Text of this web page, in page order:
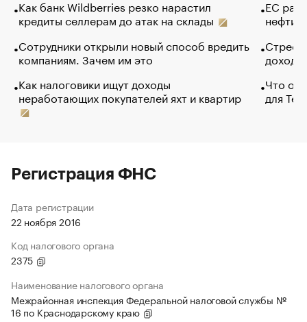
Как банк Wildberries резко нарастил
кредиты селлерам до атак на склады
Сотрудники открыли новый способ вредить
компаниям. Зачем им это
Как налоговики ищут доходы
неработающих покупателей яхт и квартир
ЕС
нефти
Что
для
Регистрация ФНС
Дата регистрации
22 ноября 2016
Код налогового органа
2375
Наименование налогового органа
Межрайонная инспекция Федеральной налоговой службы №
16 по Краснодарскому краю